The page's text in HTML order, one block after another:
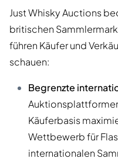
Just Whisky Auctions
britischen
führen Käufer und
schauen:
Begrenzte
Käuferbasis
Wettbewerb für
internationalen